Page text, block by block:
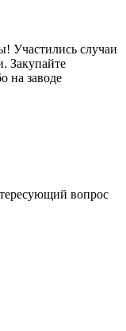
Участились случаи
Закупайте
на заводе
вопрос